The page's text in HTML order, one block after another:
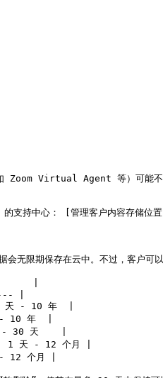
Zoom Virtual Agent 等）可能不支
的支持中心： [管理客户内
无限期保存在云中。不过，客户可
|
|
天 - 10 年  |
10 年  |
- 30 天    |
| 1 天 - 12 个月 |
个月 |